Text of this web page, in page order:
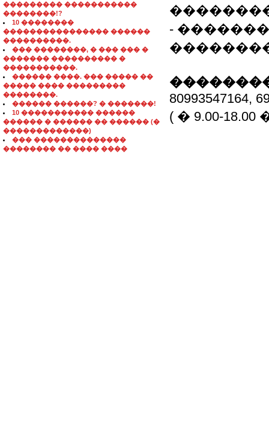
��������� �����������
��������!?
10 ��������
���������������� ������
����������.
��� ��������, � ��� ��� �
������� ���������� �
�����������.
������ ����. ��� ����� ��
����� ���� ���������
��������.
������ ������? � �������!
10 ����������� ������
������ � ������ �� ������ (�
�������������)
��� ��������������
�������� �� ���� ����
-
80993547164,
( � 9.00-